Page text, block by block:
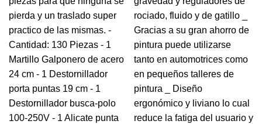
pierda y un traslado super
practico de las mismas. -
Cantidad: 130 Piezas - 1
Martillo Galponero de acero
24 cm - 1 Destornillador
porta puntas 19 cm - 1
Destornillador busca-polo
100-250V - 1 Alicate punta
rociado, fluido y de gatillo _
Gracias a su gran ahorro de
pintura puede utilizarse
tanto en automotrices como
en pequeños talleres de
pintura _ Diseño
ergonómico y liviano lo cual
reduce la fatiga del usuario y